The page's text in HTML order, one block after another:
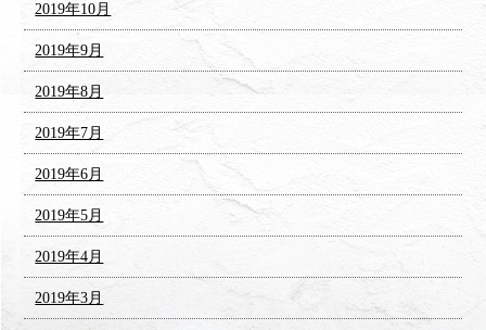
2019年10月
2019年9月
2019年8月
2019年7月
2019年6月
2019年5月
2019年4月
2019年3月